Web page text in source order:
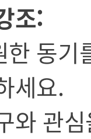
조:
동
세요.
와 관